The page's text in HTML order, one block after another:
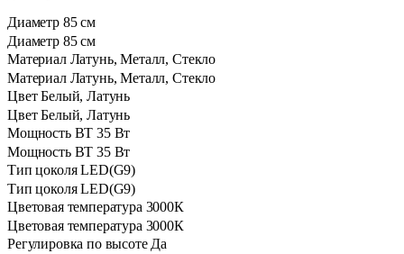
Диаметр 85 см
Диаметр 85 см
Материал Латунь, Металл, Стекло
Материал Латунь, Металл, Стекло
Цвет Белый, Латунь
Цвет Белый, Латунь
Мощность ВТ 35 Вт
Мощность ВТ 35 Вт
Тип цоколя LED(G9)
Тип цоколя LED(G9)
Цветовая температура 3000К
Цветовая температура 3000К
Регулировка по высоте Да